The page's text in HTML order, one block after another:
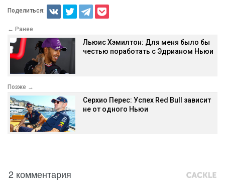
Поделиться:
← Ранее
Льюис Хэмилтон: Для меня было бы
честью поработать с Эдрианом Ньюи
Позже →
Серхио Перес: Успех Red Bull зависит
не от одного Ньюи
2 комментария